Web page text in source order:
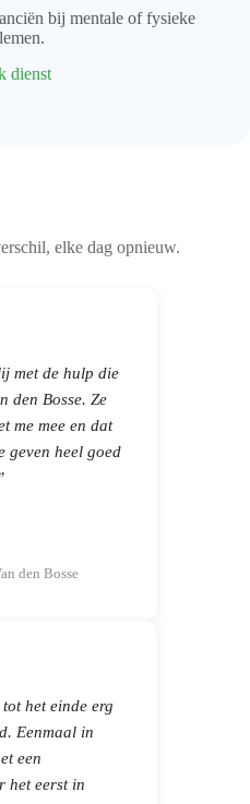
bij mentale of fysieke
dienst
elke dag opnieuw.
met de hulp die
den Bosse. Ze
me mee en dat
geven heel goed
den Bosse
het einde erg
Eenmaal in
een
het eerst in